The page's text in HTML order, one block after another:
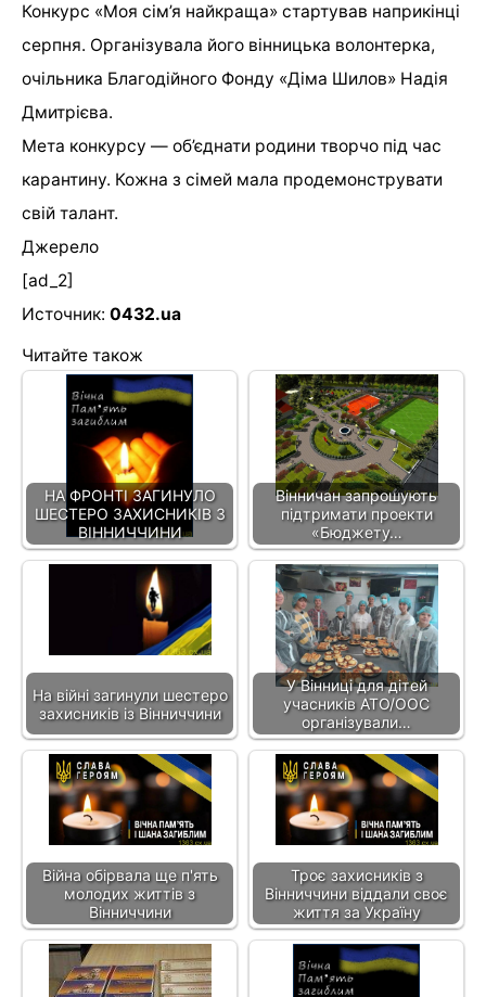
Конкурс «Моя сім’я найкраща» стартував наприкінці
серпня. Організувала його вінницька волонтерка,
очільника Благодійного Фонду «Діма Шилов» Надія
Дмитрієва.
Мета конкурсу — об’єднати родини творчо під час
карантину. Кожна з сімей мала продемонструвати
свій талант.
Джерело
[ad_2]
Источник: 0432.ua
Читайте також
НА ФРОНТІ ЗАГИНУЛО
ШЕСТЕРО ЗАХИСНИКІВ З
ВІННИЧЧИНИ
Вінничан запрошують
підтримати проекти
«Бюджету…
На війні загинули шестеро
захисників із Вінниччини
У Вінниці для дітей
учасників АТО/ООС
організували…
Війна обірвала ще п'ять
молодих життів з
Вінниччини
Троє захисників з
Вінниччини віддали своє
життя за Україну